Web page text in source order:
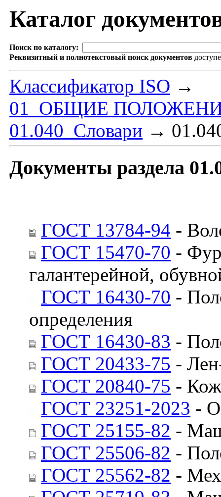
Каталог
Поиск по каталогу:
Реквизитный и полнотекстовый поиск документов
Классификатор ISO →
01 ОБЩИЕ
01.040 Словари →
Документы раздела
ГОСТ 13784-94 -
ГОСТ 15470-70 -
галантерейной,
ГОСТ 16430-70 -
определения
ГОСТ 16430-83 -
ГОСТ 20433-75 -
ГОСТ 20840-75 -
ГОСТ 23251-2023 -
ГОСТ 25155-82 -
ГОСТ 25506-82 -
ГОСТ 25562-82 -